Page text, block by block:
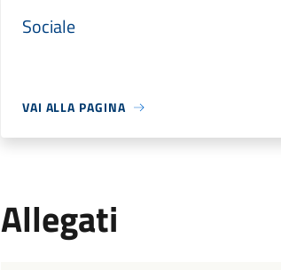
Sociale
VAI ALLA PAGINA
Allegati